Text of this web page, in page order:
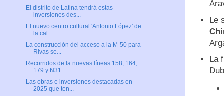
Le
La
El distrito de Latina tendrá estas
inversiones des...
El nuevo centro cultural 'Antonio López' de
la cal...
La construcción del acceso a la M-50 para
Rivas se...
Recorridos de la nuevas líneas 158, 164,
179 y N31...
Las obras e inversiones destacadas en
2025 que ten...